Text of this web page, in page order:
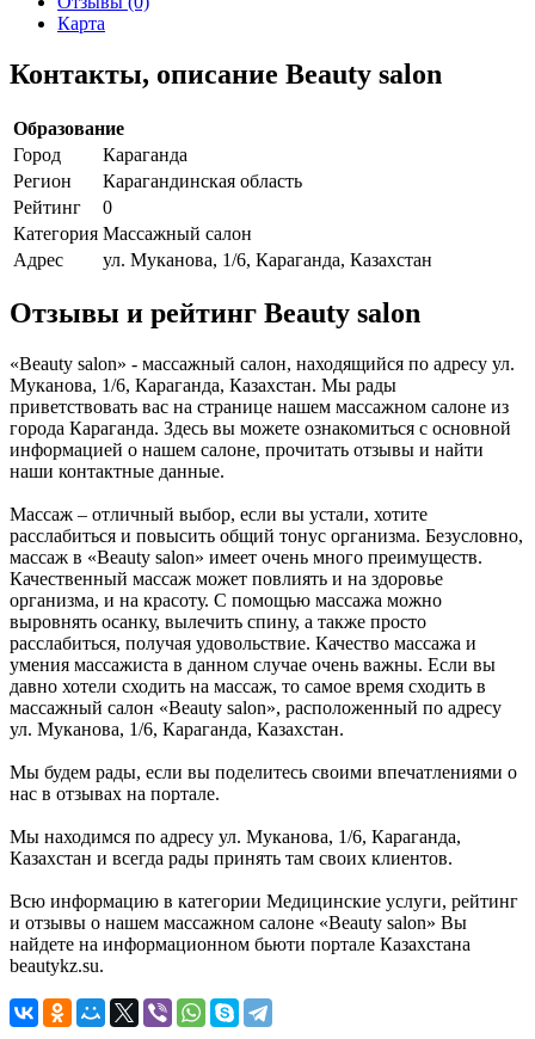
Карта
Контакты, описание Beauty salon
Образование
Город
Караганда
Регион
Карагандинская область
Рейтинг
0
Категория Массажный салон
Адрес
ул. Муканова, 1/6, Караганда, Казахстан
Отзывы и рейтинг Beauty salon
«Beauty salon» - массажный салон, находящийся по адресу ул.
Муканова, 1/6, Караганда, Казахстан. Мы рады
приветствовать вас на странице нашем массажном салоне из
города Караганда. Здесь вы можете ознакомиться с основной
информацией о нашем салоне, прочитать отзывы и найти
наши контактные данные.
Массаж – отличный выбор, если вы устали, хотите
расслабиться и повысить общий тонус организма. Безусловно,
массаж в «Beauty salon» имеет очень много преимуществ.
Качественный массаж может повлиять и на здоровье
организма, и на красоту. С помощью массажа можно
выровнять осанку, вылечить спину, а также просто
расслабиться, получая удовольствие. Качество массажа и
умения массажиста в данном случае очень важны. Если вы
давно хотели сходить на массаж, то самое время сходить в
массажный салон «Beauty salon», расположенный по адресу
ул. Муканова, 1/6, Караганда, Казахстан.
Мы будем рады, если вы поделитесь своими впечатлениями о
нас в отзывах на портале.
Мы находимся по адресу ул. Муканова, 1/6, Караганда,
Казахстан и всегда рады принять там своих клиентов.
Всю информацию в категории Медицинские услуги, рейтинг
и отзывы о нашем массажном салоне «Beauty salon» Вы
найдете на информационном бьюти портале Казахстана
beautykz.su.